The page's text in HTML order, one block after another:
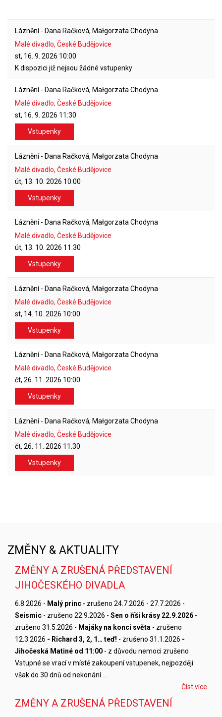
Láznění - Dana Račková, Małgorzata Chodyna
Malé divadlo, České Budějovice
st, 16. 9. 2026 10:00
K dispozici již nejsou žádné vstupenky
Láznění - Dana Račková, Małgorzata Chodyna
Malé divadlo, České Budějovice
st, 16. 9. 2026 11:30
Vstupenky
Láznění - Dana Račková, Małgorzata Chodyna
Malé divadlo, České Budějovice
út, 13. 10. 2026 10:00
Vstupenky
Láznění - Dana Račková, Małgorzata Chodyna
Malé divadlo, České Budějovice
út, 13. 10. 2026 11:30
Vstupenky
Láznění - Dana Račková, Małgorzata Chodyna
Malé divadlo, České Budějovice
st, 14. 10. 2026 10:00
Vstupenky
Láznění - Dana Račková, Małgorzata Chodyna
Malé divadlo, České Budějovice
čt, 26. 11. 2026 10:00
Vstupenky
Láznění - Dana Račková, Małgorzata Chodyna
Malé divadlo, České Budějovice
čt, 26. 11. 2026 11:30
Vstupenky
ZMĚNY & AKTUALITY
ZMĚNY A ZRUŠENÁ PŘEDSTAVENÍ
JIHOČESKÉHO DIVADLA
6.8.2026 - Malý princ - zrušeno 24.7.2026 - 27.7.2026 -
Seismic - zrušeno 22.9.2026 - Sen o říši krásy 22.9.2026 -
zrušeno 31.5.2026 - Majáky na konci světa - zrušeno
12.3.2026 - Richard 3, 2, 1… teď! - zrušeno 31.1.2026 -
Jihočeská Matiné od 11:00 - z důvodu nemoci zrušeno
Vstupné se vrací v místě zakoupení vstupenek, nejpozději
však do 30 dnů od nekonání …
Číst více
ZMĚNY A ZRUŠENÁ PŘEDSTAVENÍ